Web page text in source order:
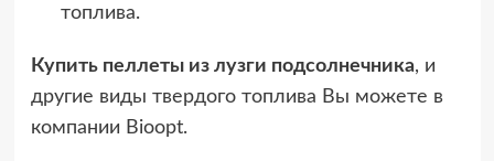
топлива.
Купить пеллеты из лузги подсолнечника, и
другие виды твердого топлива Вы можете в
компании Bioopt.